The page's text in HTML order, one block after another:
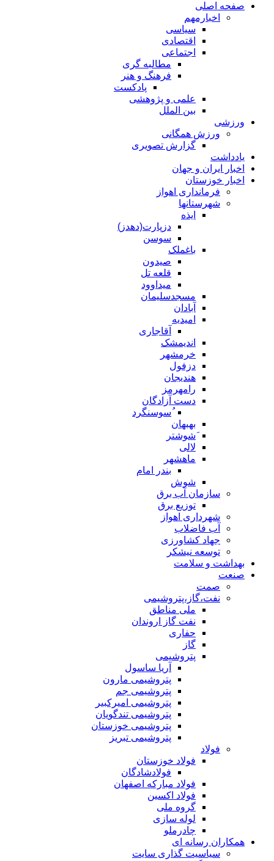
صفحه اصلی
اخبارمهم
سیاسی
اقتصادی
اجتماعی
مطالبه گری
فرهنگ و هنر
پادکست
علمی و پژوهشی
بین الملل
ورزشی
ورزش همگانی
گزارش تصویری
یادداشت
اخبار ایران و جهان
اخبار خوزستان
فرمانداری اهواز
شهرستانها
ایذه
دزپارت(دهدز)
سوسن
باغملک
صیدون
قلعه تل
میداوود
مسجدسلیمان
آبادان
امیدیه
آقاجاری
اندیمشک
خرمشهر
دزفول
هندیجان
رامهرمز
دست آزادگان
ُسوسنگرد
بهبهان
َشوشتر
لالی
ماهشهر
بندر امام
شوش
سازمان آب برق
توزیع برق
شهرداری اهواز
آب فاضلاب
جهاد کشاورزی
توسعه نیشکر
بهداشت و سلامت
صنعت
صمت
نفت،گاز،پتروشیمی
ملی مناطق
نفت گاز اروندان
حفاری
گاز
پتروشیمی
آریا ساسول
پتروشیمی مارون
پتروشیمی جم
پتروشیمی امیرکبیر
پتروشیمی تندگویان
پتروشیمی خوزستان
پتروشیمی تبریز
فولاد
فولاد خوزستان
فولادشادگان
فولاد مبارکه اصفهان
فولاد اکسین
گروه ملی
لوله سازی
چادرملو
همکاران رسانه ای
سیاسیت گذاری سایت